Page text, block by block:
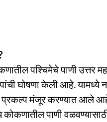
पश्चिमेचे पाणी उत्तर
घोषणा केली आहे. यामध्ये
प्रकल्प मंजूर करण्यात आले
पाणी